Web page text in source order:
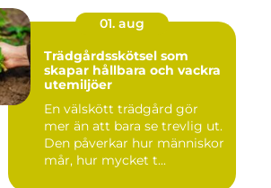
01. aug
Trädgårdsskötsel som
skapar hållbara och vackra
utemiljöer
En välskött trädgård gör
mer än att bara se trevlig ut.
Den påverkar hur människor
mår, hur mycket t...